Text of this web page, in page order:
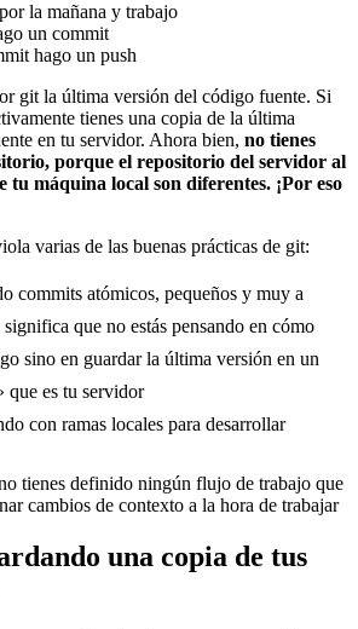
la mañana y trabajo
un commit
hago un push
git la última versión del código fuente. Si
tienes una copia de la última
en tu servidor. Ahora bien, no tienes
porque el repositorio del servidor al
tu máquina local son diferentes. ¡Por eso
varias de las buenas prácticas de git:
commits atómicos, pequeños y muy a
que no estás pensando en cómo
sino en guardar la última versión en un
que es tu servidor
con ramas locales para desarrollar
tienes definido ningún flujo de trabajo que
cambios de contexto a la hora de trabajar
una copia de tus